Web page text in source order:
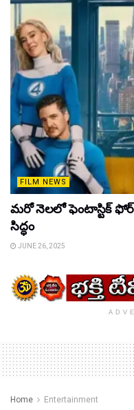
FILM NEWS
మరో నెలలో ఫెంటాస్టిక్ ఫోర్:
సిద్ధం
JUNE 26, 2025
Home Entertainment